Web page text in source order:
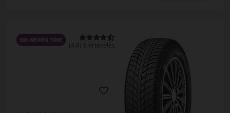
(4.8) 6 értékelés